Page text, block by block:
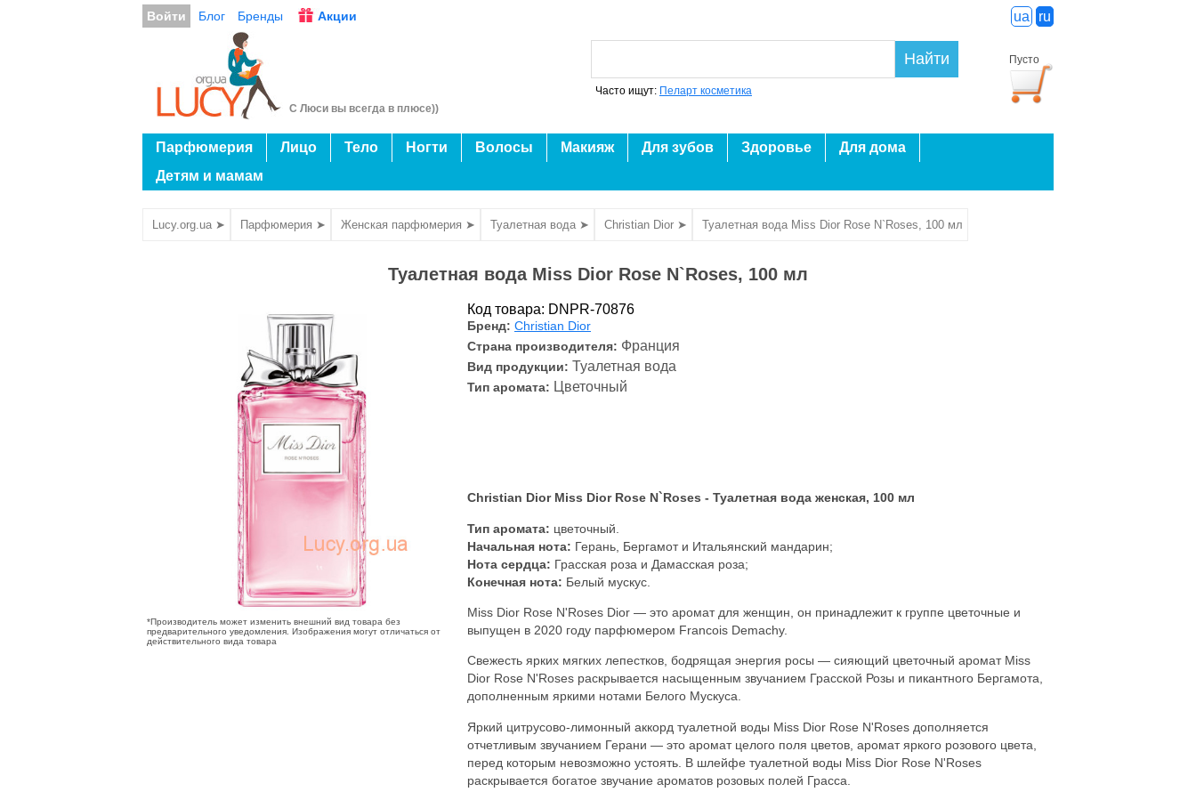
Войти Блог Бренды Акции ua ru
С Люси вы всегда в плюсе))
Пусто
Найти
Часто ищут: Пеларт косметика
Парфюмерия Лицо Тело Ногти Волосы Макияж Для зубов Здоровье
Для дома
Детям и мамам
Lucy.org.ua ➤ Парфюмерия ➤ Женская парфюмерия ➤ Туалетная вода ➤ Christian Dior ➤ Туалетная вода Miss Dior Rose N`Roses, 100 мл
Туалетная вода Miss Dior Rose N`Roses, 100 мл
*Производитель может изменить внешний вид товара без
предварительного уведомления. Изображения могут отличаться от
действительного вида товара
Код товара: DNPR-70876
Бренд: Christian Dior
Страна производителя: Франция
Вид продукции: Туалетная вода
Тип аромата: Цветочный
Christian Dior Miss Dior Rose N`Roses - Туалетная вода женская, 100 мл
Тип аромата: цветочный.
Начальная нота: Герань, Бергамот и Итальянский мандарин;
Нота сердца: Грасская роза и Дамасская роза;
Конечная нота: Белый мускус.
Miss Dior Rose N'Roses Dior — это аромат для женщин, он принадлежит к группе цветочные и
выпущен в 2020 году парфюмером Francois Demachy.
Свежесть ярких мягких лепестков, бодрящая энергия росы — сияющий цветочный аромат Miss
Dior Rose N'Roses раскрывается насыщенным звучанием Грасской Розы и пикантного Бергамота,
дополненным яркими нотами Белого Мускуса.
Яркий цитрусово-лимонный аккорд туалетной воды Miss Dior Rose N'Roses дополняется
отчетливым звучанием Герани — это аромат целого поля цветов, аромат яркого розового цвета,
перед которым невозможно устоять. В шлейфе туалетной воды Miss Dior Rose N'Roses
раскрывается богатое звучание ароматов розовых полей Грасса.